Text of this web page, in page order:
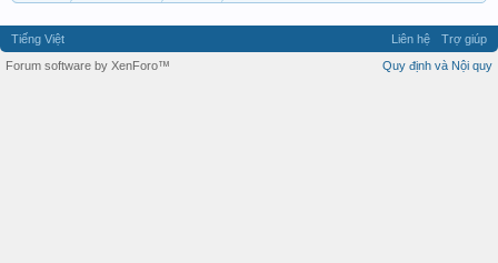
Tiếng Việt Liên hệ
Trợ giúp
Quy định và Nội quy
Forum software by XenForo™